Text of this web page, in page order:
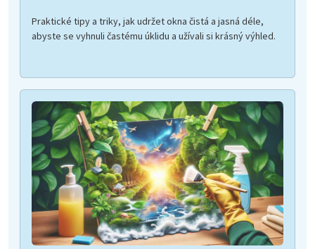
Praktické tipy a triky, jak udržet okna čistá a jasná déle,
abyste se vyhnuli častému úklidu a užívali si krásný výhled.